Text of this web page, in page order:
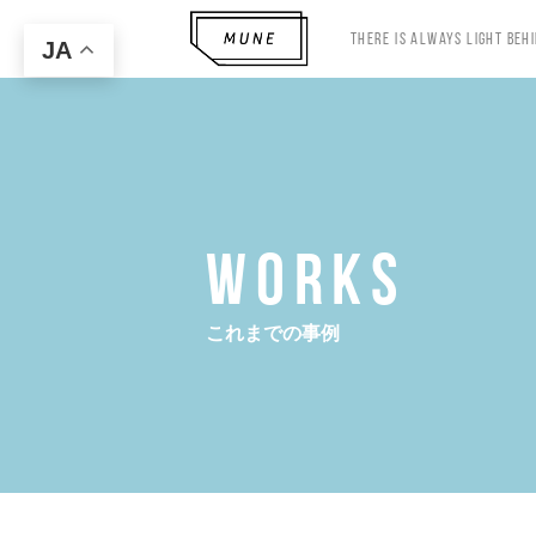
There Is Always Light
WORKS
これまでの事例
JA